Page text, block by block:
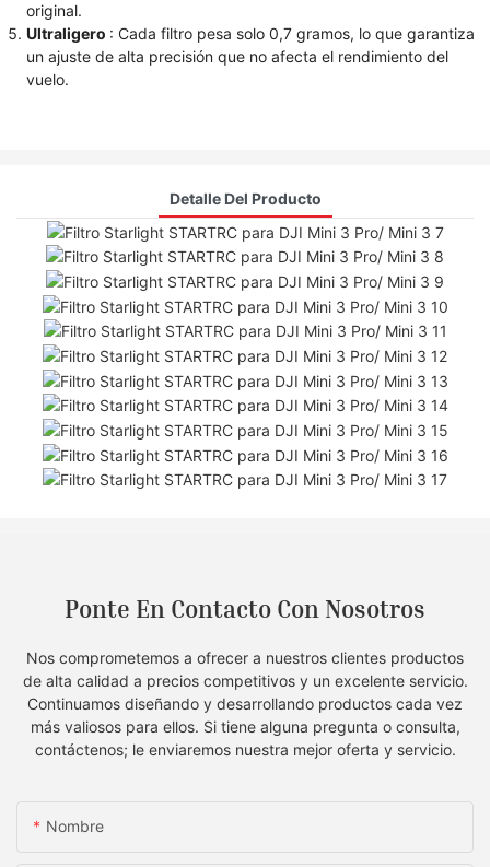
original.
Ultraligero : Cada filtro pesa solo 0,7 gramos, lo que garantiza
un ajuste de alta precisión que no afecta el rendimiento del
vuelo.
Detalle Del Producto
Ponte En Contacto Con Nosotros
Nos comprometemos a ofrecer a nuestros clientes productos
de alta calidad a precios competitivos y un excelente servicio.
Continuamos diseñando y desarrollando productos cada vez
más valiosos para ellos. Si tiene alguna pregunta o consulta,
contáctenos; le enviaremos nuestra mejor oferta y servicio.
Nombre